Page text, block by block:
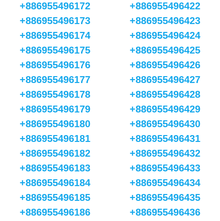
+886955496172
+886955496173
+886955496174
+886955496175
+886955496176
+886955496177
+886955496178
+886955496179
+886955496180
+886955496181
+886955496182
+886955496183
+886955496184
+886955496185
+886955496186
+886955496422
+886955496423
+886955496424
+886955496425
+886955496426
+886955496427
+886955496428
+886955496429
+886955496430
+886955496431
+886955496432
+886955496433
+886955496434
+886955496435
+886955496436